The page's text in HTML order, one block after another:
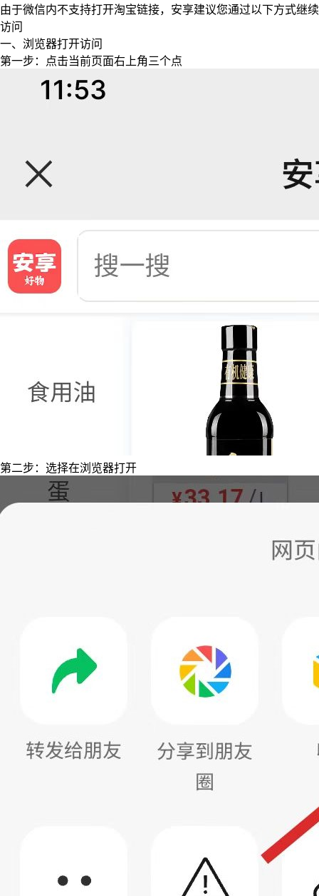
由于微信内不支持打开淘宝链接，安享建议您通过以下方式继续
访问
一、浏览器打开访问
第一步：点击当前页面右上角三个点
第二步：选择在浏览器打开